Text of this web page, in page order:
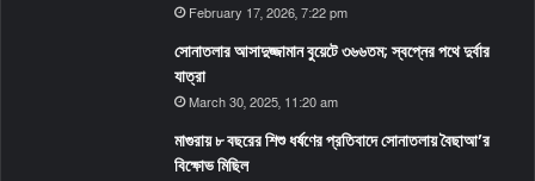
February 17, 2026, 7:22 pm
সোনাতলার আসাদুজ্জামান বুয়েটে ৩৬৬তম; স্বপ্নের পথে দুর্বার
যাত্রা
March 30, 2025, 11:20 am
মাগুরায় ৮ বছরের শিশু ধর্ষণের প্রতিবাদে সোনাতলায় বৈছাআ’র
বিক্ষোভ মিছিল